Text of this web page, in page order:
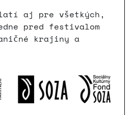
aj pre všetkých,
pred festivalom
krajiny a